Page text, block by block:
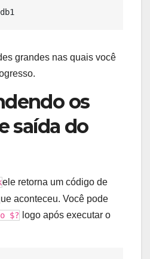
grandes nas quais você
os
saída do
ele retorna um código de
aconteceu. Você pode
$?
logo após executar o